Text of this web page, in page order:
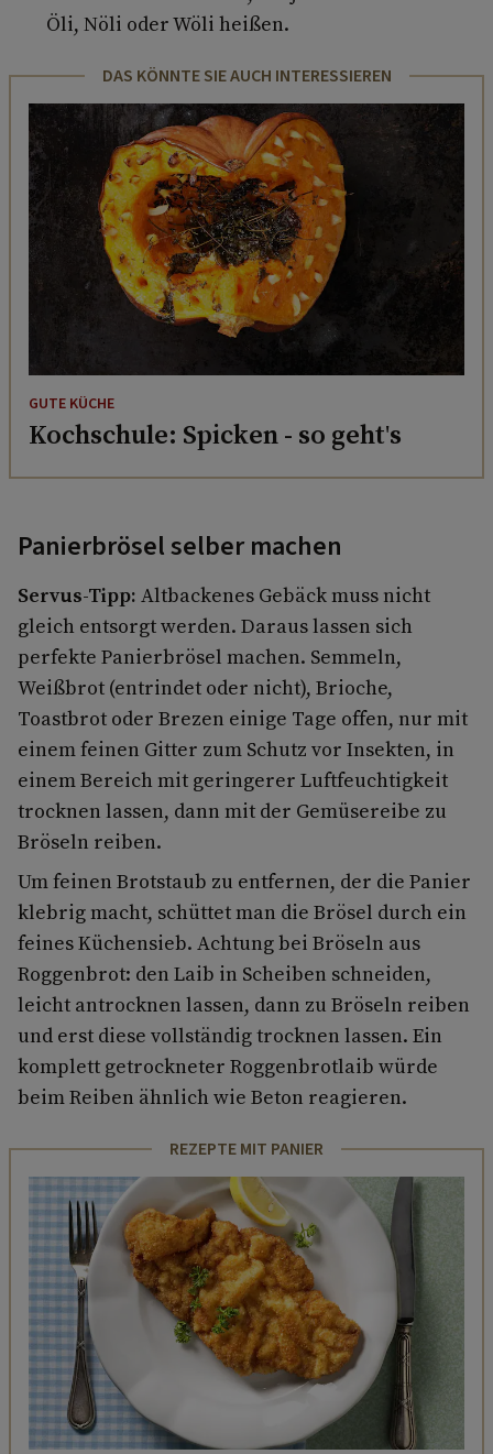
Öli, Nöli oder Wöli heißen.
DAS KÖNNTE SIE AUCH INTERESSIEREN
GUTE KÜCHE
Kochschule: Spicken - so geht's
Panierbrösel selber machen
Servus-Tipp: Altbackenes Gebäck muss nicht
gleich entsorgt werden. Daraus lassen sich
perfekte Panierbrösel machen. Semmeln,
Weißbrot (entrindet oder nicht), Brioche,
Toastbrot oder Brezen einige Tage offen, nur mit
einem feinen Gitter zum Schutz vor Insekten, in
einem Bereich mit geringerer Luftfeuchtigkeit
trocknen lassen, dann mit der Gemüsereibe zu
Bröseln reiben.
Um feinen Brotstaub zu entfernen, der die Panier
klebrig macht, schüttet man die Brösel durch ein
feines Küchensieb. Achtung bei Bröseln aus
Roggenbrot: den Laib in Scheiben schneiden,
leicht antrocknen lassen, dann zu Bröseln reiben
und erst diese vollständig trocknen lassen. Ein
komplett getrockneter Roggenbrotlaib würde
beim Reiben ähnlich wie Beton reagieren.
REZEPTE MIT PANIER